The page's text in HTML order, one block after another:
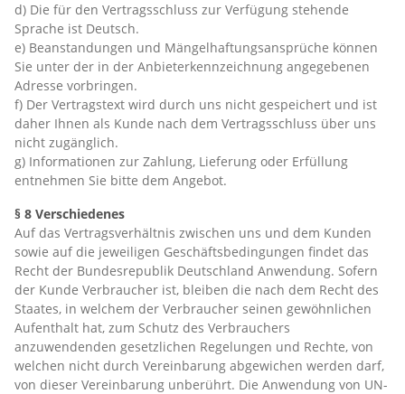
d) Die für den Vertragsschluss zur Verfügung stehende
Sprache ist Deutsch.
e) Beanstandungen und Mängelhaftungsansprüche können
Sie unter der in der Anbieterkennzeichnung angegebenen
Adresse vorbringen.
f) Der Vertragstext wird durch uns nicht gespeichert und ist
daher Ihnen als Kunde nach dem Vertragsschluss über uns
nicht zugänglich.
g) Informationen zur Zahlung, Lieferung oder Erfüllung
entnehmen Sie bitte dem Angebot.
§ 8 Verschiedenes
Auf das Vertragsverhältnis zwischen uns und dem Kunden
sowie auf die jeweiligen Geschäftsbedingungen findet das
Recht der Bundesrepublik Deutschland Anwendung. Sofern
der Kunde Verbraucher ist, bleiben die nach dem Recht des
Staates, in welchem der Verbraucher seinen gewöhnlichen
Aufenthalt hat, zum Schutz des Verbrauchers
anzuwendenden gesetzlichen Regelungen und Rechte, von
welchen nicht durch Vereinbarung abgewichen werden darf,
von dieser Vereinbarung unberührt. Die Anwendung von UN-